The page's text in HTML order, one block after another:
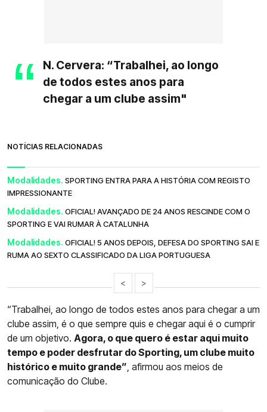
N. Cervera: “Trabalhei, ao longo
de todos estes anos para
chegar a um clube assim"
NOTÍCIAS RELACIONADAS
Modalidades. SPORTING ENTRA PARA A HISTÓRIA COM REGISTO
IMPRESSIONANTE
Modalidades. OFICIAL! AVANÇADO DE 24 ANOS RESCINDE COM O
SPORTING E VAI RUMAR À CATALUNHA
Modalidades. OFICIAL! 5 ANOS DEPOIS, DEFESA DO SPORTING SAI E
RUMA AO SEXTO CLASSIFICADO DA LIGA PORTUGUESA
< >
“Trabalhei, ao longo de todos estes anos para chegar a um
clube assim, é o que sempre quis e chegar aqui é o cumprir
de um objetivo. Agora, o que quero é estar aqui muito
tempo e poder desfrutar do Sporting, um clube muito
histórico e muito grande” , afirmou aos meios de
comunicação do Clube.